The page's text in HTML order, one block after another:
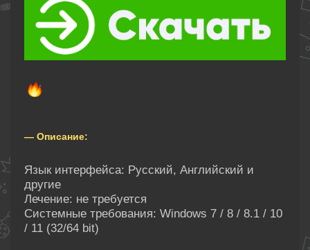
— Описание:
Язык интерфейса: Русский, Английский и
другие
Лечение: не требуется
Системные требования: Windows 7 / 8 / 8.1 / 10
/ 11 (32/64 bit)